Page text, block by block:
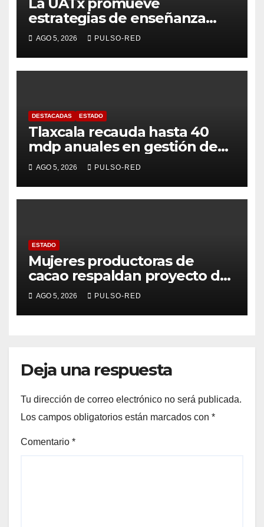
estrategias de enseñanza
centradas en el contexto de
sus estudiantes
AGO 5, 2026 PULSO-RED
DESTACADAS ESTADO
Tlaxcala recauda hasta 40
mdp anuales en gestión de
residuos: PAA
AGO 5, 2026 PULSO-RED
ESTADO
Mujeres productoras de
cacao respaldan proyecto de
Alfonso Sánchez García
rumbo a la Coordinación
Estatal de Morena
AGO 5, 2026 PULSO-RED
Deja una respuesta
Tu dirección de correo electrónico no será publicada.
Los campos obligatorios están marcados con *
Comentario *